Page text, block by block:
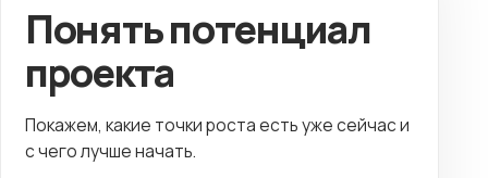
Понять потенциал
проекта
Покажем, какие точки роста есть уже сейчас и
с чего лучше начать.